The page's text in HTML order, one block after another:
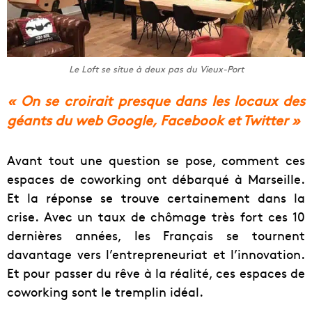
Le Loft se situe à deux pas du Vieux-Port
« On se croirait presque dans les locaux des
géants du web Google, Facebook et Twitter »
Avant tout une question se pose, comment ces
espaces de coworking ont débarqué à Marseille.
Et la réponse se trouve certainement dans la
crise. Avec un taux de chômage très fort ces 10
dernières années, les Français se tournent
davantage vers l’entrepreneuriat et l’innovation.
Et pour passer du rêve à la réalité, ces espaces de
coworking sont le tremplin idéal.